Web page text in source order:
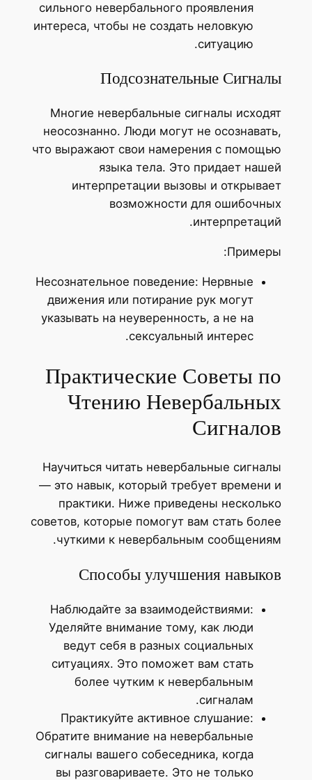
сильного невербального проявления
интереса, чтобы не создать неловкую
ситуацию.
Подсознательные Сигналы
Многие невербальные сигналы исходят
неосознанно. Люди могут не осознавать,
что выражают свои намерения с помощью
языка тела. Это придает нашей
интерпретации вызовы и открывает
возможности для ошибочных
интерпретаций.
Примеры:
Несознательное поведение: Нервные
движения или потирание рук могут
указывать на неуверенность, а не на
сексуальный интерес.
Практические Советы по
Чтению Невербальных
Сигналов
Научиться читать невербальные сигналы
— это навык, который требует времени и
практики. Ниже приведены несколько
советов, которые помогут вам стать более
чуткими к невербальным сообщениям.
Способы улучшения навыков
Наблюдайте за взаимодействиями:
Уделяйте внимание тому, как люди
ведут себя в разных социальных
ситуациях. Это поможет вам стать
более чутким к невербальным
сигналам.
Практикуйте активное слушание:
Обратите внимание на невербальные
сигналы вашего собеседника, когда
вы разговариваете. Это не только